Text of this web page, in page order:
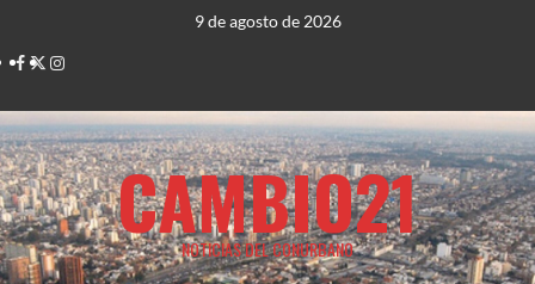
contenido
9 de agosto de 2026
Facebook
TwitterInstagram
CAMBIO21
NOTICIAS DEL CONURBANO